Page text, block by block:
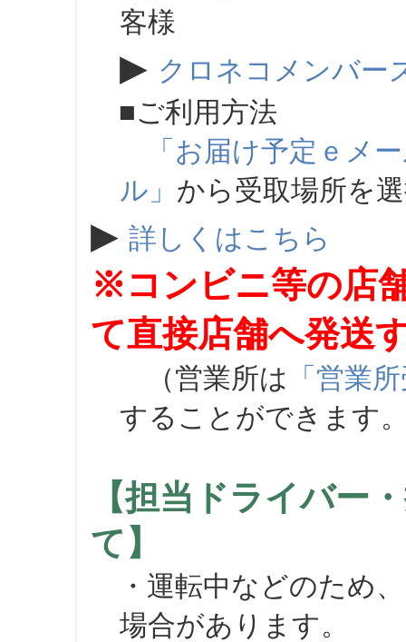
客様
▶ クロネコメンバー
■ご利用方法
「お届け予定ｅメ
ル」 から受取場所を
▶ 詳しくはこちら
※コンビニ等の店
て直接店舗へ発送
（営業所は 「営業
することができます
【担当ドライバー
て】
・運転中などのため
場合があります。